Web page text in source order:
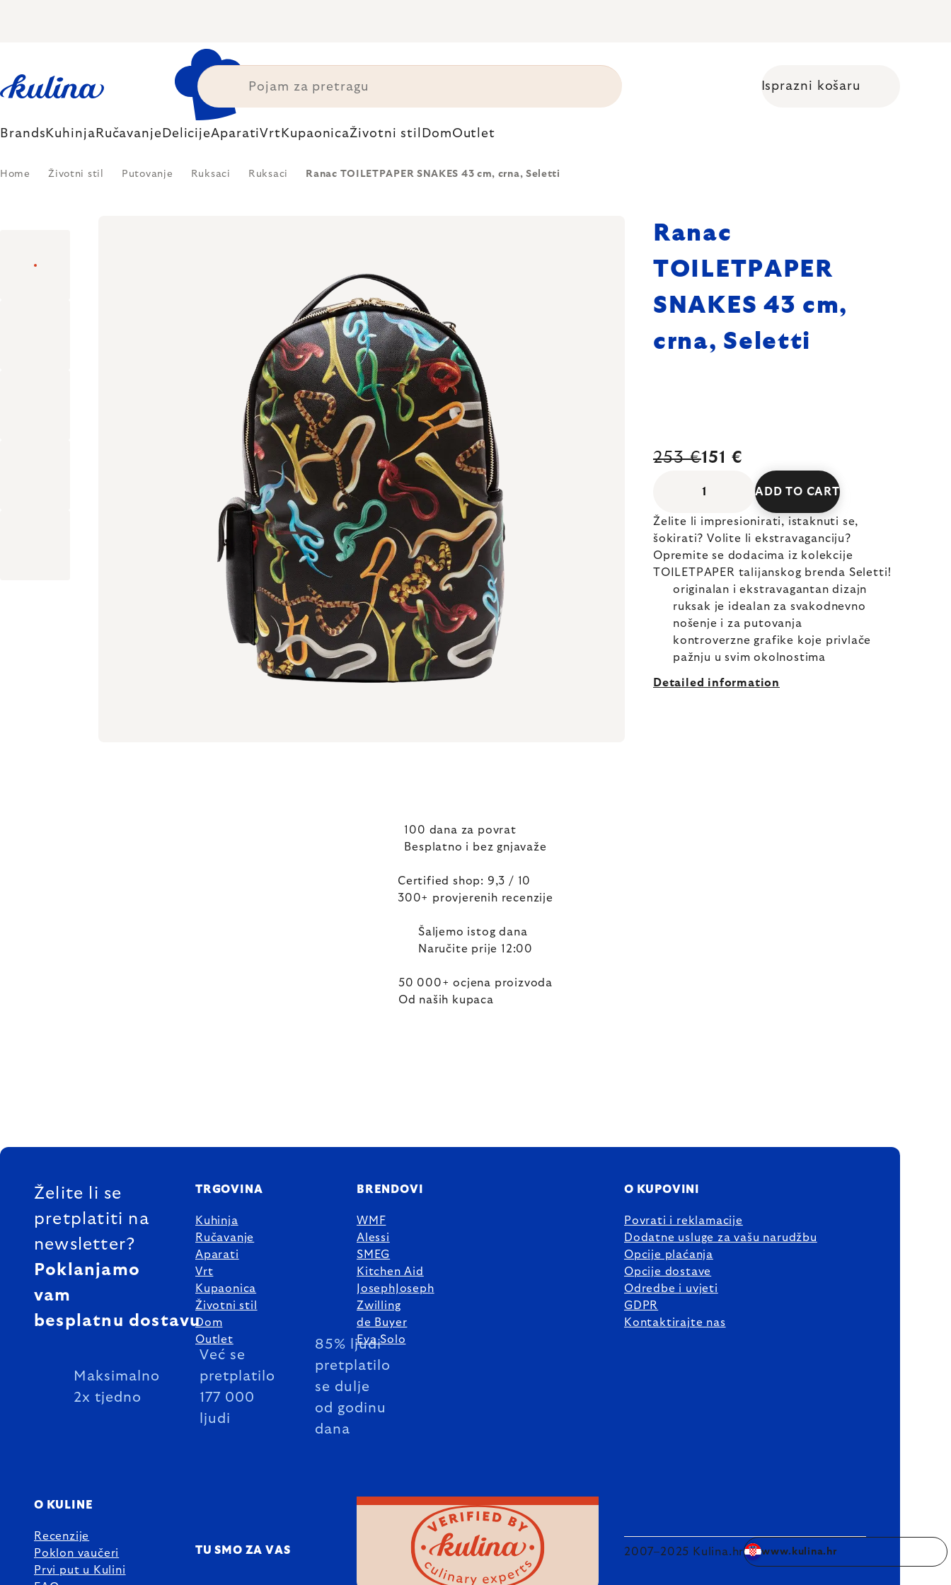
Isprazni košaru
Brands Kuhinja Ručavanje DelicijeAparatiVrt KupaonicaŽivotni stil DomOutlet
Home Životni stil Putovanje Ruksaci Ruksaci Ranac TOILETPAPER SNAKES 43 cm, crna, Seletti
Ranac
TOILETPAPER
SNAKES 43 cm,
crna, Seletti
253 €151 €
ADD TO CART
Želite li impresionirati, istaknuti se,
šokirati? Volite li ekstravaganciju?
Opremite se dodacima iz kolekcije
TOILETPAPER talijanskog brenda Seletti!
originalan i ekstravagantan dizajn
ruksak je idealan za svakodnevno
nošenje i za putovanja
kontroverzne grafike koje privlače
pažnju u svim okolnostima
Detailed information
100 dana za povrat
Besplatno i bez gnjavaže
Certified shop: 9,3 / 10
300+ provjerenih recenzije
Šaljemo istog dana
Naručite prije 12:00
50 000+ ocjena proizvoda
Od naših kupaca
FOOTER
Želite li se
pretplatiti na
newsletter?
Poklanjamo
vam
besplatnu dostavu
Maksimalno
2x tjedno
Već se
pretplatilo
177 000
ljudi
85% ljudi
pretplatilo
se dulje
od godinu
dana
TRGOVINA
Kuhinja
Ručavanje
Aparati
Vrt
Kupaonica
Životni stil
Dom
Outlet
BRENDOVI
WMF
Alessi
SMEG
Kitchen Aid
JosephJoseph
Zwilling
de Buyer
Eva Solo
O KUPOVINI
Povrati i reklamacije
Dodatne usluge za vašu narudžbu
Opcije plaćanja
Opcije dostave
Odredbe i uvjeti
GDPR
Kontaktirajte nas
O KULINE
Recenzije
Poklon vaučeri
Prvi put u Kulini
TU SMO ZA VAS 2007–2025 Kulina.hr www.kulina.hr